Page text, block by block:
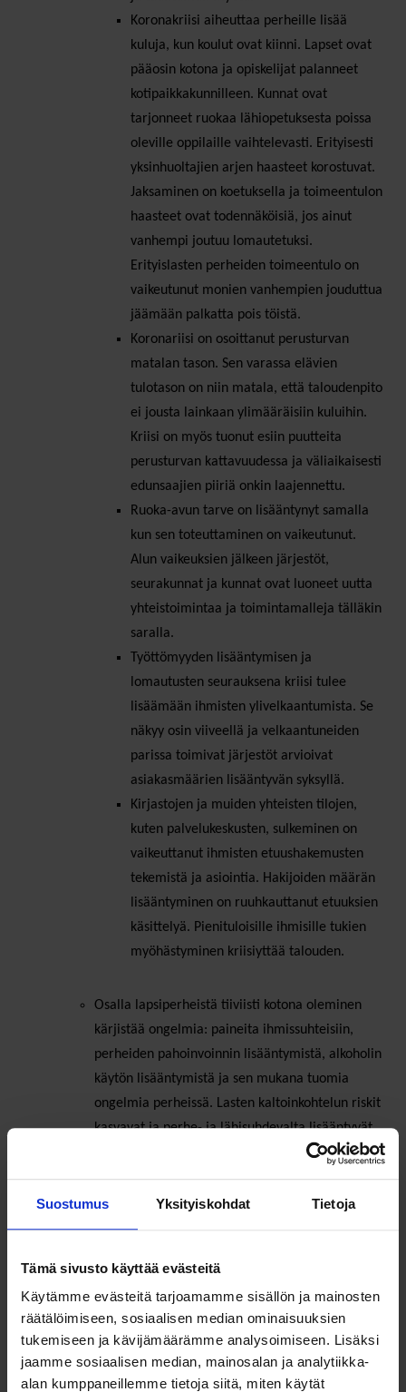
Suostumus Yksityiskohdat Tietoja
Tämä sivusto käyttää evästeitä
Käytämme evästeitä tarjoamamme sisällön ja mainosten
räätälöimiseen, sosiaalisen median ominaisuuksien
tukemiseen ja kävijämäärämme analysoimiseen. Lisäksi
jaamme sosiaalisen median, mainosalan ja analytiikka-
alan kumppaneillemme tietoja siitä, miten käytät
Koronakriisi aiheuttaa perheille lisää
kuluja, kun koulut ovat kiinni. Lapset ovat
pääosin kotona ja opiskelijat palanneet
kotipaikkakunnilleen. Kunnat ovat
tarjonneet ruokaa lähiopetuksesta poissa
oleville oppilaille vaihtelevasti. Erityisesti
yksinhuoltajien arjen haasteet korostuvat.
Jaksaminen on koetuksella ja toimeentulon
haasteet ovat todennäköisiä, jos ainut
vanhempi joutuu lomautetuksi.
Erityislasten perheiden toimeentulo on
vaikeutunut monien vanhempien jouduttua
jäämään palkatta pois töistä.
Koronariisi on osoittanut perusturvan
matalan tason. Sen varassa elävien
tulotason on niin matala, että taloudenpito
ei jousta lainkaan ylimääräisiin kuluihin.
Kriisi on myös tuonut esiin puutteita
perusturvan kattavuudessa ja väliaikaisesti
edunsaajien piiriä onkin laajennettu.
Ruoka-avun tarve on lisääntynyt samalla
kun sen toteuttaminen on vaikeutunut.
Alun vaikeuksien jälkeen järjestöt,
seurakunnat ja kunnat ovat luoneet uutta
yhteistoimintaa ja toimintamalleja tälläkin
saralla.
Työttömyyden lisääntymisen ja
lomautusten seurauksena kriisi tulee
lisäämään ihmisten ylivelkaantumista. Se
näkyy osin viiveellä ja velkaantuneiden
parissa toimivat järjestöt arvioivat
asiakasmäärien lisääntyvän syksyllä.
Kirjastojen ja muiden yhteisten tilojen,
kuten palvelukeskusten, sulkeminen on
vaikeuttanut ihmisten etuushakemusten
tekemistä ja asiointia. Hakijoiden määrän
lisääntyminen on ruuhkauttanut etuuksien
käsittelyä. Pienituloisille ihmisille tukien
myöhästyminen kriisiyttää talouden.
Osalla lapsiperheistä tiiviisti kotona oleminen
kärjistää ongelmia: paineita ihmissuhteisiin,
perheiden pahoinvoinnin lisääntymistä, alkoholin
käytön lisääntymistä ja sen mukana tuomia
ongelmia perheissä. Lasten kaltoinkohtelun riskit
kasvavat ja perhe- ja lähisuhdevalta lisääntyvät.
Erityinen pelko on lapsista, jotka elävät valmiiksi
haastavissa olosuhteissa. Koronan
rajoitustoimenpiteisen vaikutukset voivat
aiheuttaa kalliiden ja osin vaikeasti tuloksia
ja vaikutukset pahimmillaan ovat ylisukupolvisia
2. Millä yhteiskunnan